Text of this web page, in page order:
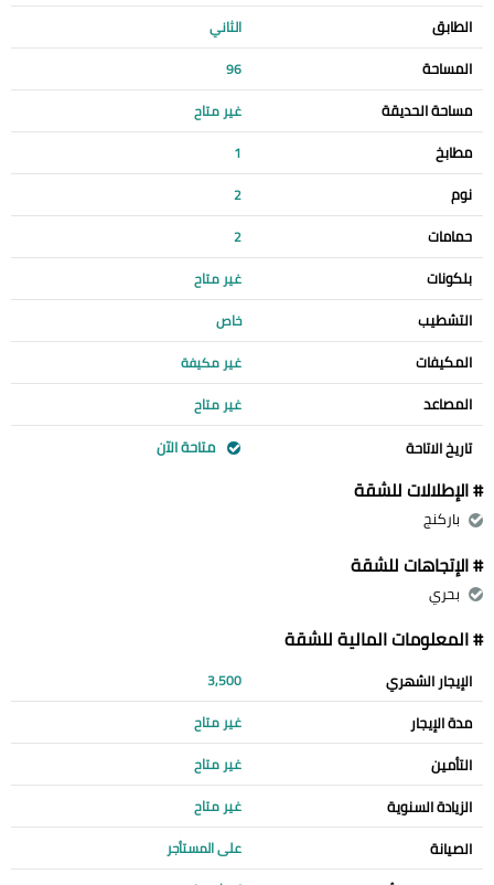
الطابق الثاني
المساحة 96
مساحة الحديقة غير متاح
مطابخ 1
نوم 2
حمامات 2
بلكونات غير متاح
التشطيب خاص
المكيفات غير مكيفة
المصاعد غير متاح
تاريخ الاتاحة متاحة الآن
# الإطلالات للشقة
باركنج
# الإتجاهات للشقة
بحري
# المعلومات المالية للشقة
الإيجار الشهري 3,500
مدة الإيجار غير متاح
التأمين غير متاح
الزيادة السنوية غير متاح
الصيانة على المستأجر